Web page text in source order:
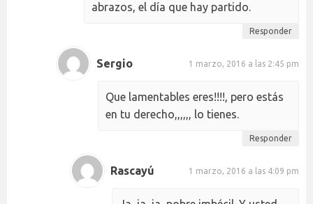
abrazos, el día que hay partido.
Responder
Sergio 1 marzo, 2016 a las 2:45 pm
Que lamentables eres!!!!, pero estás
en tu derecho,,,,,, lo tienes.
Responder
Rascayú 1 marzo, 2016 a las 4:09 pm